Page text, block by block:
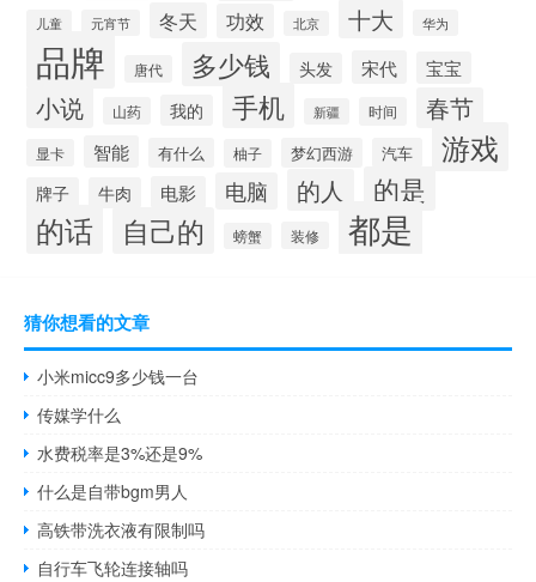
儿童 元宵节 冬天 功效 北京 十大 华为
品牌 唐代 多少钱 头发 宋代 宝宝
小说 山药 我的 手机 新疆 时间 春节
显卡 智能 有什么 柚子 梦幻西游 汽车 游戏
牌子 牛肉 电影 电脑 的人 的是
的话 自己的 螃蟹 装修 都是
猜你想看的文章
小米micc9多少钱一台
传媒学什么
水费税率是3%还是9%
什么是自带bgm男人
高铁带洗衣液有限制吗
自行车飞轮连接轴吗